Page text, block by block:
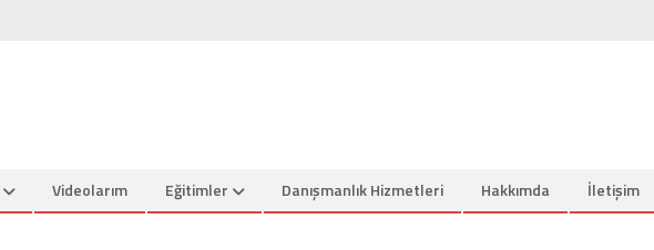
Videolarım Eğitimler Danışmanlık Hizmetleri Hakkımda İletişim